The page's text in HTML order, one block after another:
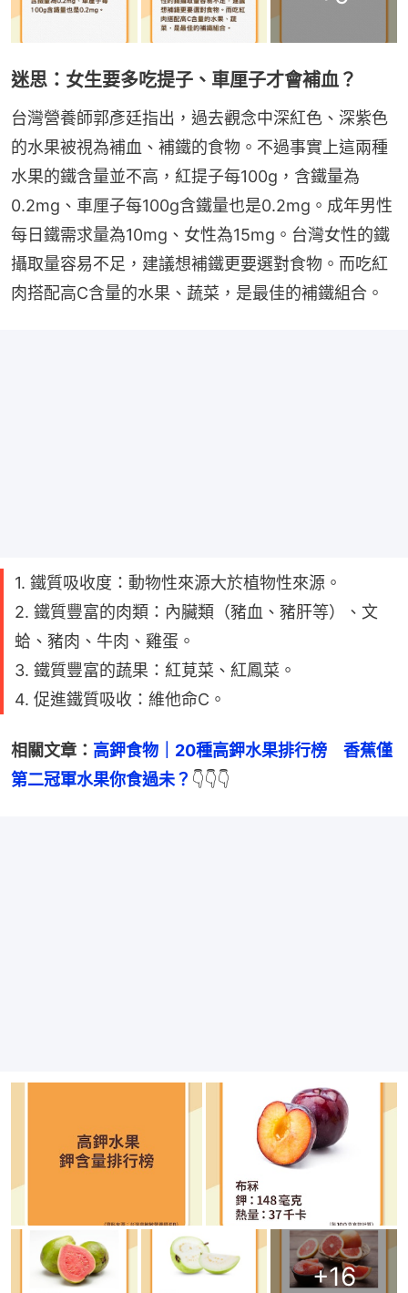
迷思：女生要多吃提子、車厘子才會補血？
台灣營養師郭彥廷指出，過去觀念中深紅色、深紫色
的水果被視為補血、補鐵的食物。不過事實上這兩種
水果的鐵含量並不高，紅提子每100g，含鐵量為
0.2mg、車厘子每100g含鐵量也是0.2mg。成年男性
每日鐵需求量為10mg、女性為15mg。台灣女性的鐵
攝取量容易不足，建議想補鐵更要選對食物。而吃紅
肉搭配高C含量的水果、蔬菜，是最佳的補鐵組合。
1. 鐵質吸收度：動物性來源大於植物性來源。
2. 鐵質豐富的肉類：內臟類（豬血、豬肝等）、文
蛤、豬肉、牛肉、雞蛋。
3. 鐵質豐富的蔬果：紅莧菜、紅鳳菜。
4. 促進鐵質吸收：維他命C。
相關文章： 高鉀食物｜20種高鉀水果排行榜　香蕉僅
第二冠軍水果你食過未？ 👇👇👇
+16